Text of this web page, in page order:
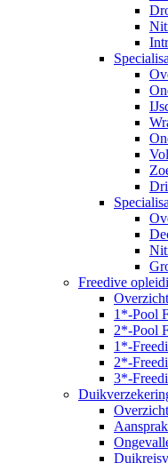
Freedive
1*-Pool
2*-Pool
1*-
2*-
3*-